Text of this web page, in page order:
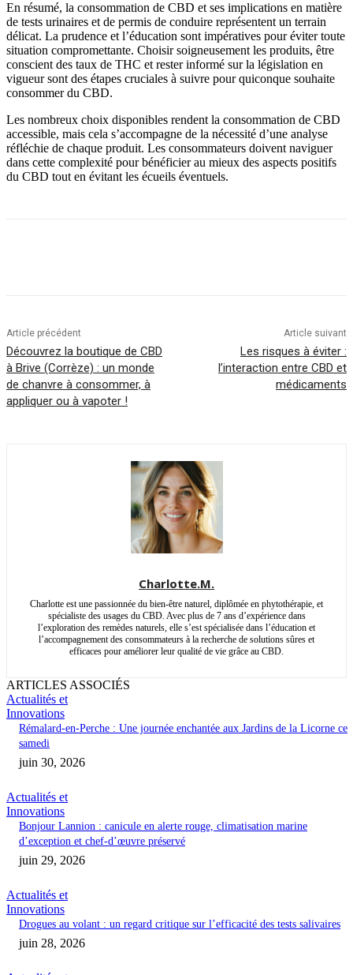
En résumé, la consommation de CBD et ses implications en matière
de tests urinaires et de permis de conduire représentent un terrain
délicat. La prudence et l’éducation sont impératives pour éviter toute
situation compromettante. Choisir soigneusement les produits, être
conscient des taux de THC et rester informé sur la législation en
vigueur sont des étapes cruciales à suivre pour quiconque souhaite
consommer du CBD.
Les nombreux choix disponibles rendent la consommation de CBD
accessible, mais cela s’accompagne de la nécessité d’une analyse
réfléchie de chaque produit. Les consommateurs doivent naviguer
dans cette complexité pour bénéficier au mieux des aspects positifs
du CBD tout en évitant les écueils éventuels.
Article précédent
Découvrez la boutique de CBD
à Brive (Corrèze) : un monde
de chanvre à consommer, à
appliquer ou à vapoter !
Article suivant
Les risques à éviter :
l’interaction entre CBD et
médicaments
Charlotte.M.
Charlotte est une passionnée du bien-être naturel, diplômée en phytothérapie, et
spécialiste des usages du CBD. Avec plus de 7 ans d’expérience dans
l’exploration des remèdes naturels, elle s’est spécialisée dans l’éducation et
l’accompagnement des consommateurs à la recherche de solutions sûres et
efficaces pour améliorer leur qualité de vie grâce au CBD.
ARTICLES ASSOCIÉS
Actualités et
Innovations
Rémalard-en-Perche : Une journée enchantée aux Jardins de la Licorne ce
samedi
juin 30, 2026
Actualités et
Innovations
Bonjour Lannion : canicule en alerte rouge, climatisation marine
d’exception et chef-d’œuvre préservé
juin 29, 2026
Actualités et
Innovations
Drogues au volant : un regard critique sur l’efficacité des tests salivaires
juin 28, 2026